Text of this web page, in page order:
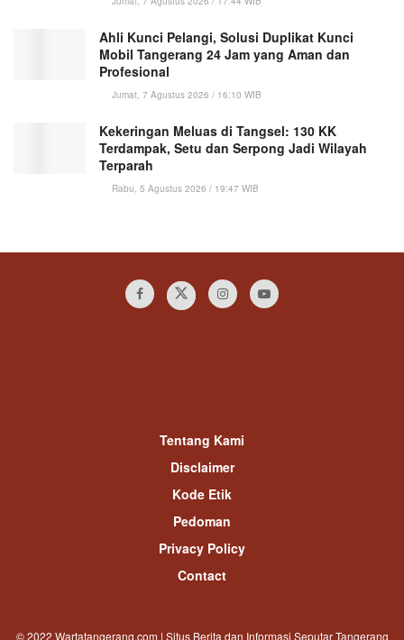
Ahli Kunci Pelangi, Solusi Duplikat Kunci
Mobil Tangerang 24 Jam yang Aman dan
Profesional
Jumat, 7 Agustus 2026 / 16:10 WIB
Kekeringan Meluas di Tangsel: 130 KK
Terdampak, Setu dan Serpong Jadi Wilayah
Terparah
Rabu, 5 Agustus 2026 / 19:47 WIB
Tentang Kami
Disclaimer
Kode Etik
Pedoman
Privacy Policy
Contact
© 2022 Wartatangerang.com | Situs Berita dan Informasi Seputar Tangerang